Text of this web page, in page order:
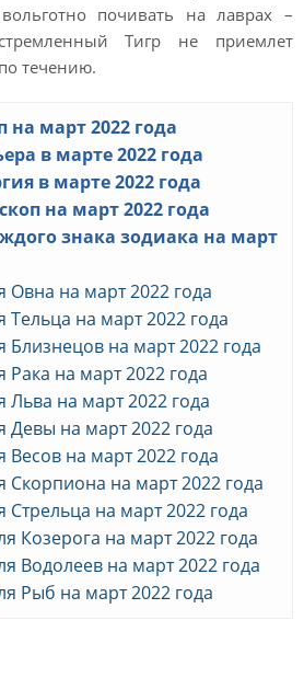
почивать на лаврах –
Тигр не приемлет
течению.
март 2022 года
в марте 2022 года
в марте 2022 года
на март 2022 года
знака зодиака на март
Овна на март 2022 года
Тельца на март 2022 года
Близнецов на март 2022 года
Рака на март 2022 года
Льва на март 2022 года
Девы на март 2022 года
Весов на март 2022 года
Скорпиона на март 2022 года
Стрельца на март 2022 года
Козерога на март 2022 года
Водолеев на март 2022 года
Рыб на март 2022 года